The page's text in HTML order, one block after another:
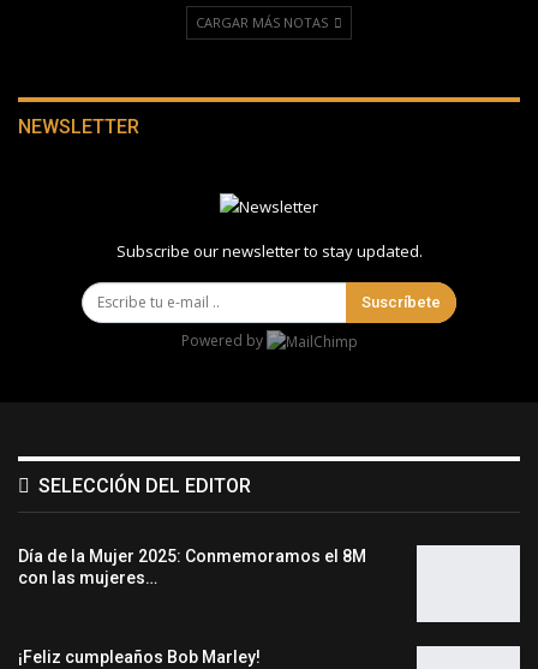
CARGAR MÁS NOTAS
NEWSLETTER
Subscribe our newsletter to stay updated.
Suscríbete
Powered by
SELECCIÓN DEL EDITOR
Día de la Mujer 2025: Conmemoramos el 8M
con las mujeres…
¡Feliz cumpleaños Bob Marley!